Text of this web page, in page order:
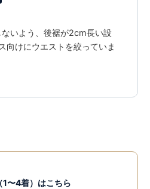
いよう、後裾が2cm長い設
向けにウエストを絞っていま
1〜4着）はこちら